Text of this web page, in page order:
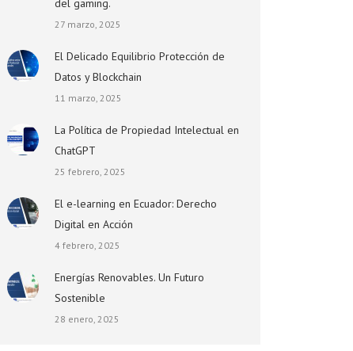
del gaming.
27 marzo, 2025
El Delicado Equilibrio Protección de
Datos y Blockchain
11 marzo, 2025
La Política de Propiedad Intelectual en
ChatGPT
25 febrero, 2025
El e-learning en Ecuador: Derecho
Digital en Acción
4 febrero, 2025
Energías Renovables. Un Futuro
Sostenible
28 enero, 2025